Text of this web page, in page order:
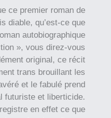
ce premier roman de
diable, qu’est-ce que
autobiographique
», vous direz-vous
original, ce récit
trans brouillant les
et le fabulé prend
futuriste et liberticide.
en effet ce que